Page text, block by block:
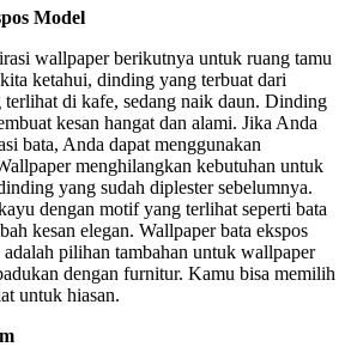
Model
wallpaper berikutnya untuk ruang tamu
ketahui, dinding yang terbuat dari
terlihat di kafe, sedang naik daun. Dinding
kesan hangat dan alami. Jika Anda
bata, Anda dapat menggunakan
menghilangkan kebutuhan untuk
yang sudah diplester sebelumnya.
dengan motif yang terlihat seperti bata
kesan elegan. Wallpaper bata ekspos
pilihan tambahan untuk wallpaper
dengan furnitur. Kamu bisa memilih
untuk hiasan.